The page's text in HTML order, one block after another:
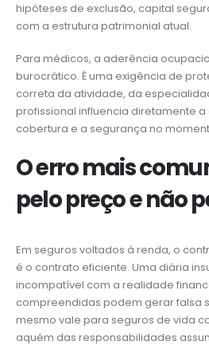
hipóteses de exclusão, capital
com a estrutura patrimonial atual.
Para médicos, a aderência
burocrático. É uma exigência de
correta da atividade, da
profissional influencia diretamente
cobertura e a segurança no
O erro mais
pelo preço e não
Em seguros voltados à renda, o
é o contrato eficiente. Uma diária
incompatível com a realidade
compreendidas podem gerar falsa
mesmo vale para seguros de vida
aquém das responsabilidades